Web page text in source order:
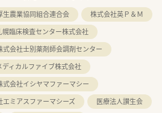
生農業協同組合連合会
株式会社英Ｐ＆Ｍ
幌臨床検査センター株式会社
式会社士別薬剤師会調剤センター
ディカルファイブ株式会社
式会社イシヤマファーマシー
エミアスファーマシーズ 医療法人讃生会